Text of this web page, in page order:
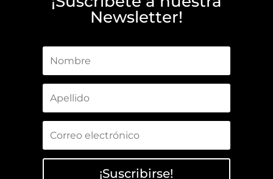
Newsletter!
¡Suscribirse!